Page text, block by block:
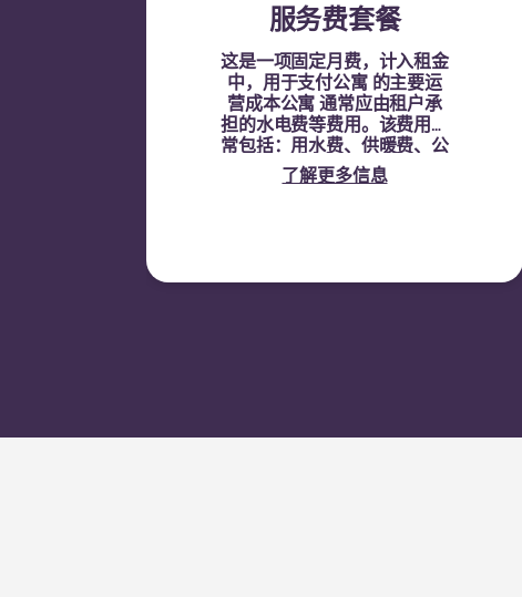
服务费套餐
这是一项固定月费，计入租金
中，用于支付公寓 的主要运
营成本公寓 通常应由租户承
担的水电费等费用。该费用通
常包括：用水费、供暖费、公
共区域相关费用以及其他公寓
费用。
了解更多信息